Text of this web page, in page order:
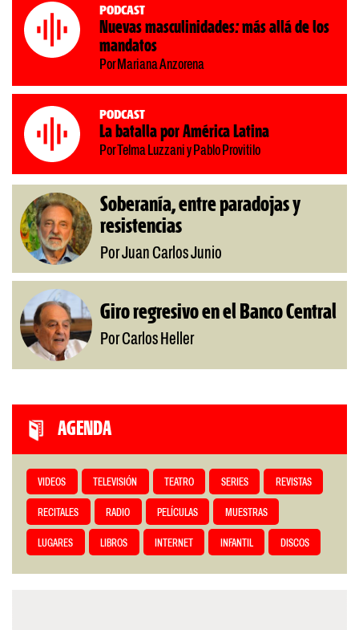
Podcast
Nuevas masculinidades: más allá de los
mandatos
Por Mariana Anzorena
Podcast
La batalla por América Latina
Por Telma Luzzani y Pablo Provitilo
Soberanía, entre paradojas y
resistencias
Por Juan Carlos Junio
Giro regresivo en el Banco Central
Por Carlos Heller
AGENDA
VIDEOS TELEVISIÓN TEATRO SERIES REVISTAS
RECITALES RADIO PELÍCULAS MUESTRAS
LUGARES LIBROS INTERNET INFANTIL DISCOS